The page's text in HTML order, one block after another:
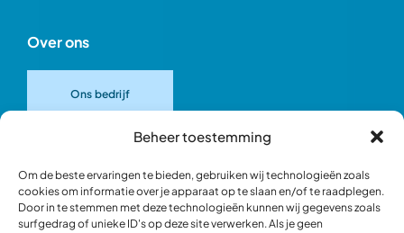
Beheer toestemming
Om de beste ervaringen te bieden, gebruiken wij technologieën zoals
cookies om informatie over je apparaat op te slaan en/of te raadplegen.
Door in te stemmen met deze technologieën kunnen wij gegevens zoals
surfgedrag of unieke ID's op deze site verwerken. Als je geen
Over ons
Ons bedrijf
Ons team